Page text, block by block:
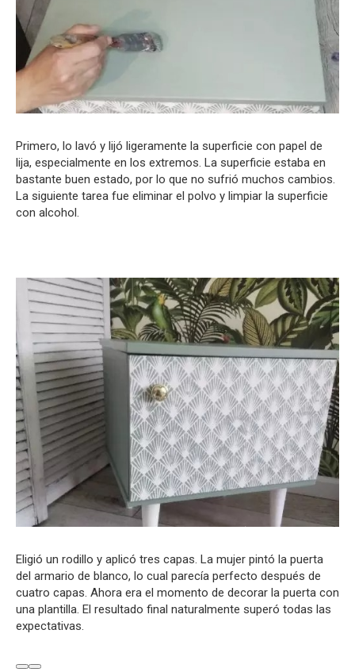
Primero, lo lavó y lijó ligeramente la superficie con papel de
lija, especialmente en los extremos. La superficie estaba en
bastante buen estado, por lo que no sufrió muchos cambios.
La siguiente tarea fue eliminar el polvo y limpiar la superficie
con alcohol.
Eligió un rodillo y aplicó tres capas. La mujer pintó la puerta
del armario de blanco, lo cual parecía perfecto después de
cuatro capas. Ahora era el momento de decorar la puerta con
una plantilla. El resultado final naturalmente superó todas las
expectativas.